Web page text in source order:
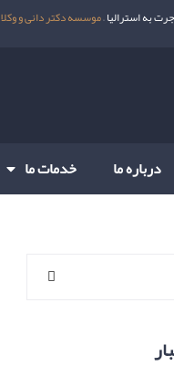
به استرالیا –موسسه دکتر دانی و وکلا
درباره ما خدمات ما